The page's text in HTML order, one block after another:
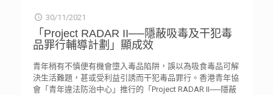
30/11/2021
「Project RADAR II──隱蔽吸毒及干犯毒
品罪行輔導計劃」顯成效
青年稍有不慎便有機會墮入毒品陷阱，誤以為吸食毒品可解
決生活難題，甚或受利益引誘而干犯毒品罪行。香港青年協
會「青年違法防治中心」推行的「Project RADAR II──隱蔽